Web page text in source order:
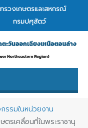
รวงเกษตรและสหกรณ์
กรมปศุสัตว์
รรมในหน่วยงาน
รเคลื่อนที่ในพระราชานุ